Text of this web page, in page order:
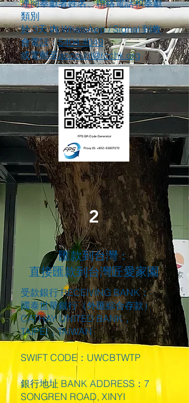
連同奉獻者姓名、聨絡電話和奉獻
類別
於 3天 內 WhatsApp / Signal 到教
會電話：5404 4049
或電郵至account@rcchk.org
2
匯款到台灣：
直接匯款到台灣匠愛家園
受款銀行 RECEIVING BANK：
國泰世華銀行（外匯綜合存款）
CATHAY UNITED BANK，
TAIPEI，TAIWAN
SWIFT CODE：UWCBTWTP
銀行地址 BANK ADDRESS：7
SONGREN ROAD, XINYI